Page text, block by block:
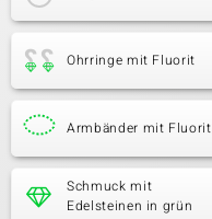
Ohrringe mit Fluorit
Armbänder mit Fluorit
Schmuck mit
Edelsteinen in grün